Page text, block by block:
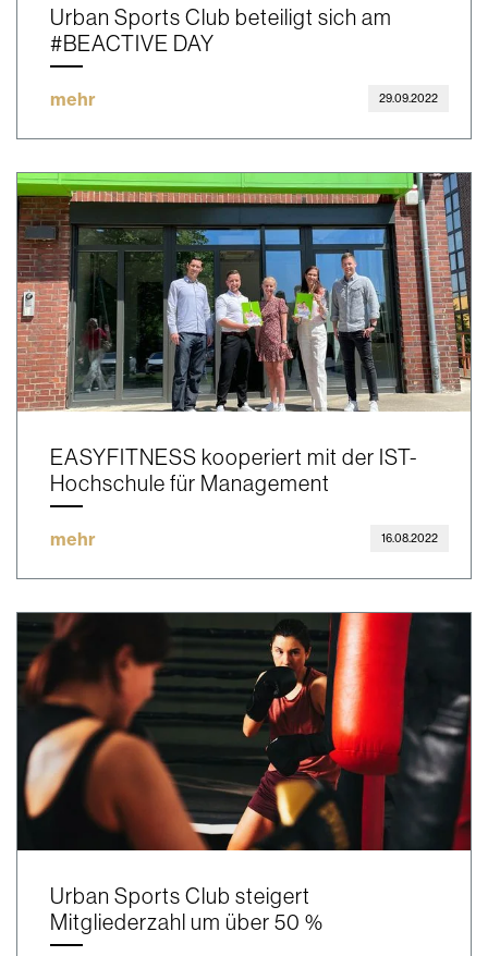
Urban Sports Club beteiligt sich am
#BEACTIVE DAY
mehr 29.09.2022
EASYFITNESS kooperiert mit der IST-
Hochschule für Management
mehr 16.08.2022
Urban Sports Club steigert
Mitgliederzahl um über 50 %